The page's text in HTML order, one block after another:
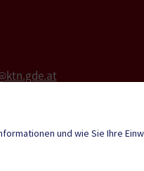
und wie Sie Ihre